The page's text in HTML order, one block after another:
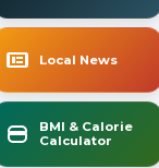
Local News
BMI & Calorie
Calculator